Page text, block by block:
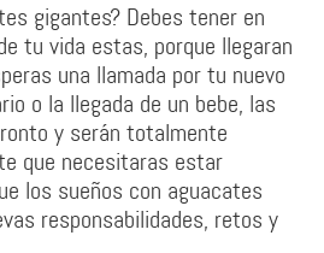
gigantes? Debes tener en
tu vida estas, porque llegaran
una llamada por tu nuevo
o la llegada de un bebe, las
y serán totalmente
que necesitaras estar
los sueños con aguacates
responsabilidades, retos y